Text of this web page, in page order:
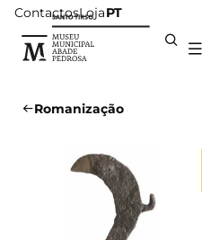
ContactosLojaPT
Romanização